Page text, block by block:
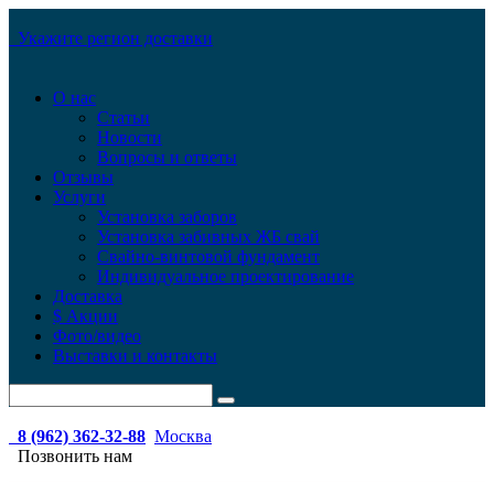
Укажите регион доставки
О нас
Статьи
Новости
Вопросы и ответы
Отзывы
Услуги
Установка заборов
Установка забивных ЖБ свай
Свайно-винтовой фундамент
Индивидуальное проектирование
Доставка
$ Акции
Фото/видео
Выставки и контакты
8 (962) 362-32-88 Москва
Позвонить нам